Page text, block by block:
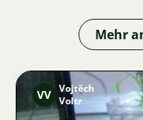
Mehr
VV Vojtěch
Voltr